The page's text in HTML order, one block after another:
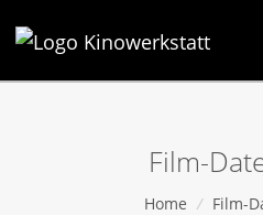
Film-
Home / Film-